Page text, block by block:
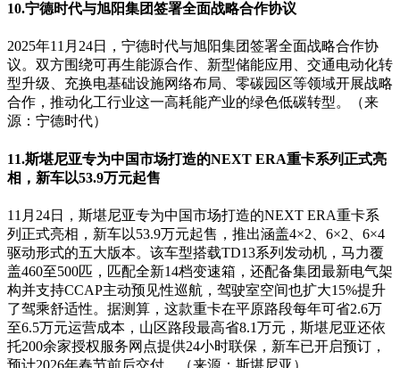
10.宁德时代与旭阳集团签署全面战略合作协议
2025年11月24日，宁德时代与旭阳集团签署全面战略合作协
议。双方围绕可再生能源合作、新型储能应用、交通电动化转
型升级、充换电基础设施网络布局、零碳园区等领域开展战略
合作，推动化工行业这一高耗能产业的绿色低碳转型。（来
源：宁德时代）
11.斯堪尼亚专为中国市场打造的NEXT ERA重卡系列正式亮
相，新车以53.9万元起售
11月24日，斯堪尼亚专为中国市场打造的NEXT ERA重卡系
列正式亮相，新车以53.9万元起售，推出涵盖4×2、6×2、6×4
驱动形式的五大版本。该车型搭载TD13系列发动机，马力覆
盖460至500匹，匹配全新14档变速箱，还配备集团最新电气架
构并支持CCAP主动预见性巡航，驾驶室空间也扩大15%提升
了驾乘舒适性。据测算，这款重卡在平原路段每年可省2.6万
至6.5万元运营成本，山区路段最高省8.1万元，斯堪尼亚还依
托200余家授权服务网点提供24小时联保，新车已开启预订，
预计2026年春节前后交付。（来源：斯堪尼亚）